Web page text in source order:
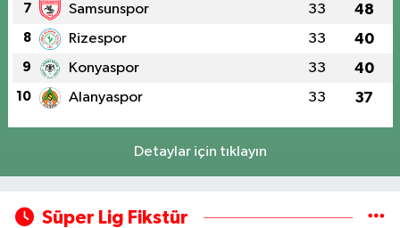
7 Samsunspor 33 48
8 Rizespor 33 40
9 Konyaspor 33 40
10 Alanyaspor 33 37
Detaylar için tıklayın
Süper Lig Fikstür